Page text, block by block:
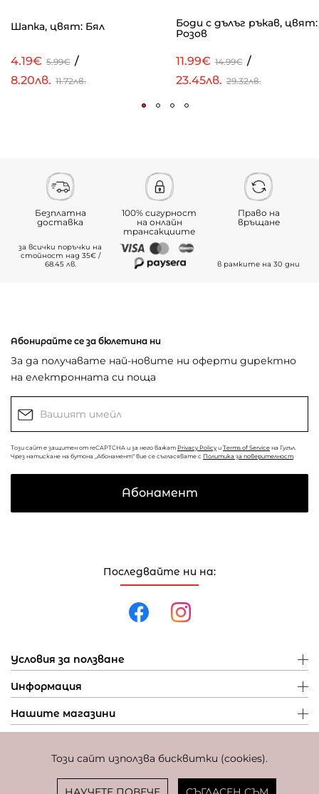
Този сайт използва бисквитки (cookies).
Шапка, цвят: Бял
4.19€ 5.99€ /
8.20лв. 11.72лв.
Боди с дълъг ръкав, цвят:
Розов
11.99€ 14.99€ /
23.45лв. 29.32лв.
Безплатна
доставка
за всички поръчки на
стойност над 35€ /
68.45 лв.
100% сигурност
на онлайн
трансакциите
Право на
връщане
в рамките на 30 дни
Последвайте ни на:
Условия за ползване
Информация
Нашите магазини
Абонирайте се за бюлетина ни
За да получавате най-новите ни оферти директно
на електронната си поща
Този сайт е защитен от reCAPTCHA и за него важат Privacy Policy и Terms of Service на Гугъл.
Чрез натискане на бутона „Абонамент“ вие се съгласявате с Политика за поверителност
Абонамент
Фиксиран курс за превалутиране: 1 EUR = 1,95583 BGN